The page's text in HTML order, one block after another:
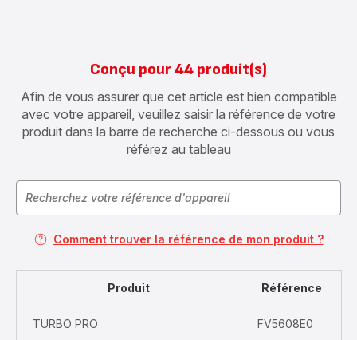
Conçu pour 44 produit(s)
Afin de vous assurer que cet article est bien compatible
avec votre appareil, veuillez saisir la référence de votre
produit dans la barre de recherche ci-dessous ou vous
référez au tableau
Comment trouver la référence de mon produit ?
Produit Référence
TURBO PRO FV5608E0